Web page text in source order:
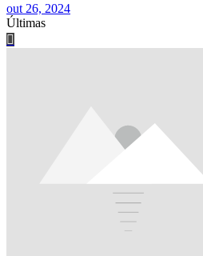
out 26, 2024
Últimas